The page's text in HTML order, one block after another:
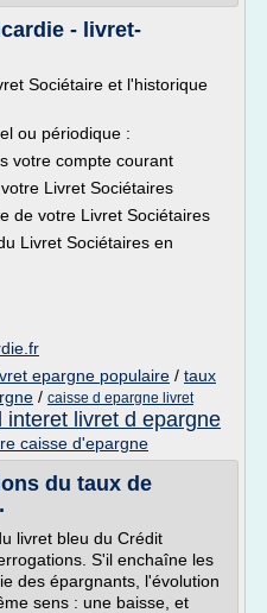
- livret-
Sociétaire et l'historique
ou périodique :
votre compte courant
Livret Sociétaires
de votre Livret Sociétaires
Livret Sociétaires en
epargne populaire / taux
/ caisse d epargne livret
interet livret d epargne
caisse d'epargne
du taux de
livret bleu du Crédit
S'il enchaîne les
des épargnants, l'évolution
sens : une baisse, et